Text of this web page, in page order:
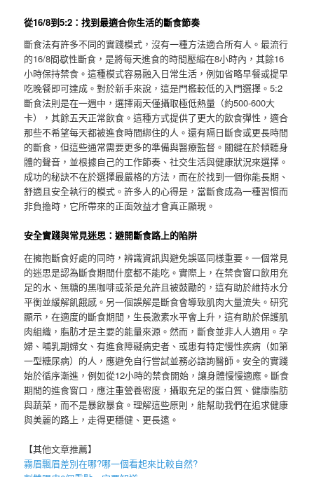
從16/8到5:2：找到最適合你生活的斷食節奏
斷食法有許多不同的實踐模式，沒有一種方法適合所有人。最流行
的16/8間歇性斷食，是將每天進食的時間壓縮在8小時內，其餘16
小時保持禁食。這種模式容易融入日常生活，例如省略早餐或提早
吃晚餐即可達成。對於新手來說，這是門檻較低的入門選擇。5:2
斷食法則是在一週中，選擇兩天僅攝取極低熱量（約500-600大
卡），其餘五天正常飲食。這種方式提供了更大的飲食彈性，適合
那些不希望每天都被進食時間綁住的人。還有隔日斷食或更長時間
的斷食，但這些通常需要更多的準備與醫療監督。關鍵在於傾聽身
體的聲音，並根據自己的工作節奏、社交生活與健康狀況來選擇。
成功的秘訣不在於選擇最嚴格的方法，而在於找到一個你能長期、
舒適且安全執行的模式。許多人的心得是，當斷食成為一種習慣而
非負擔時，它所帶來的正面效益才會真正顯現。
安全實踐與常見迷思：避開斷食路上的陷阱
在擁抱斷食好處的同時，辨識資訊與避免誤區同樣重要。一個常見
的迷思是認為斷食期間什麼都不能吃。實際上，在禁食窗口飲用充
足的水、無糖的黑咖啡或茶是允許且被鼓勵的，這有助於維持水分
平衡並緩解飢餓感。另一個誤解是斷食會導致肌肉大量流失。研究
顯示，在適度的斷食期間，生長激素水平會上升，這有助於保護肌
肉組織，脂肪才是主要的能量來源。然而，斷食並非人人適用。孕
婦、哺乳期婦女、有進食障礙病史者、或患有特定慢性疾病（如第
一型糖尿病）的人，應避免自行嘗試並務必諮詢醫師。安全的實踐
始於循序漸進，例如從12小時的禁食開始，讓身體慢慢適應。斷食
期間的進食窗口，應注重營養密度，攝取充足的蛋白質、健康脂肪
與蔬菜，而不是暴飲暴食。理解這些原則，能幫助我們在追求健康
與美麗的路上，走得更穩健、更長遠。
【其他文章推薦】
霧眉飄眉差別在哪?哪一個看起來比較自然?